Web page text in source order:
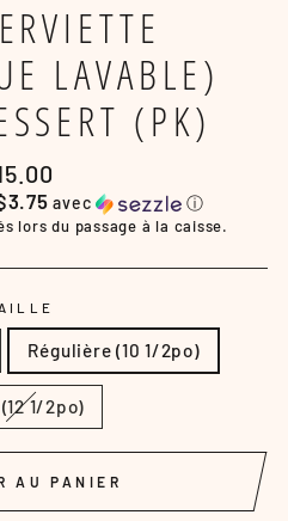
LAVABLE)
(PK)
avec ⓘ
lors du passage à la caisse.
Régulière (10 1/2po)
1/2po)
AU PANIER